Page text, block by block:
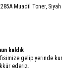
Muadil Toner, Siyah
kaldık
gelip yerinde
ederiz.